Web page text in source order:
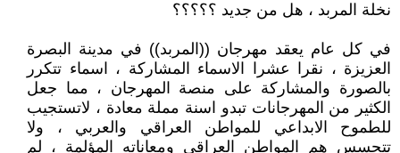
نخلة المربد ، هل من جديد ؟؟؟؟؟
في كل عام يعقد مهرجان ((المربد)) في مدينة البصرة
العزيزة ، نقرا عشرا الاسماء المشاركة ، اسماء تتكرر
بالصورة والمشاركة على منصة المهرجان ، مما جعل
الكثير من المهرجانات تبدو اسنة مملة معادة ، لاتستجيب
للطموح الابداعي للمواطن العراقي والعربي ، ولا
تتحسس هم المواطن العراقي ومعاناته المؤلمة ، لم